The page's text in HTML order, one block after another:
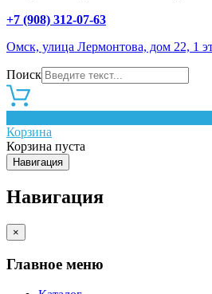
+7 (908) 312-07-63
Омск, улица Лермонтова, дом 22, 1
Поиск
Корзина
Корзина пуста
Навигация
Навигация
×
Главное меню